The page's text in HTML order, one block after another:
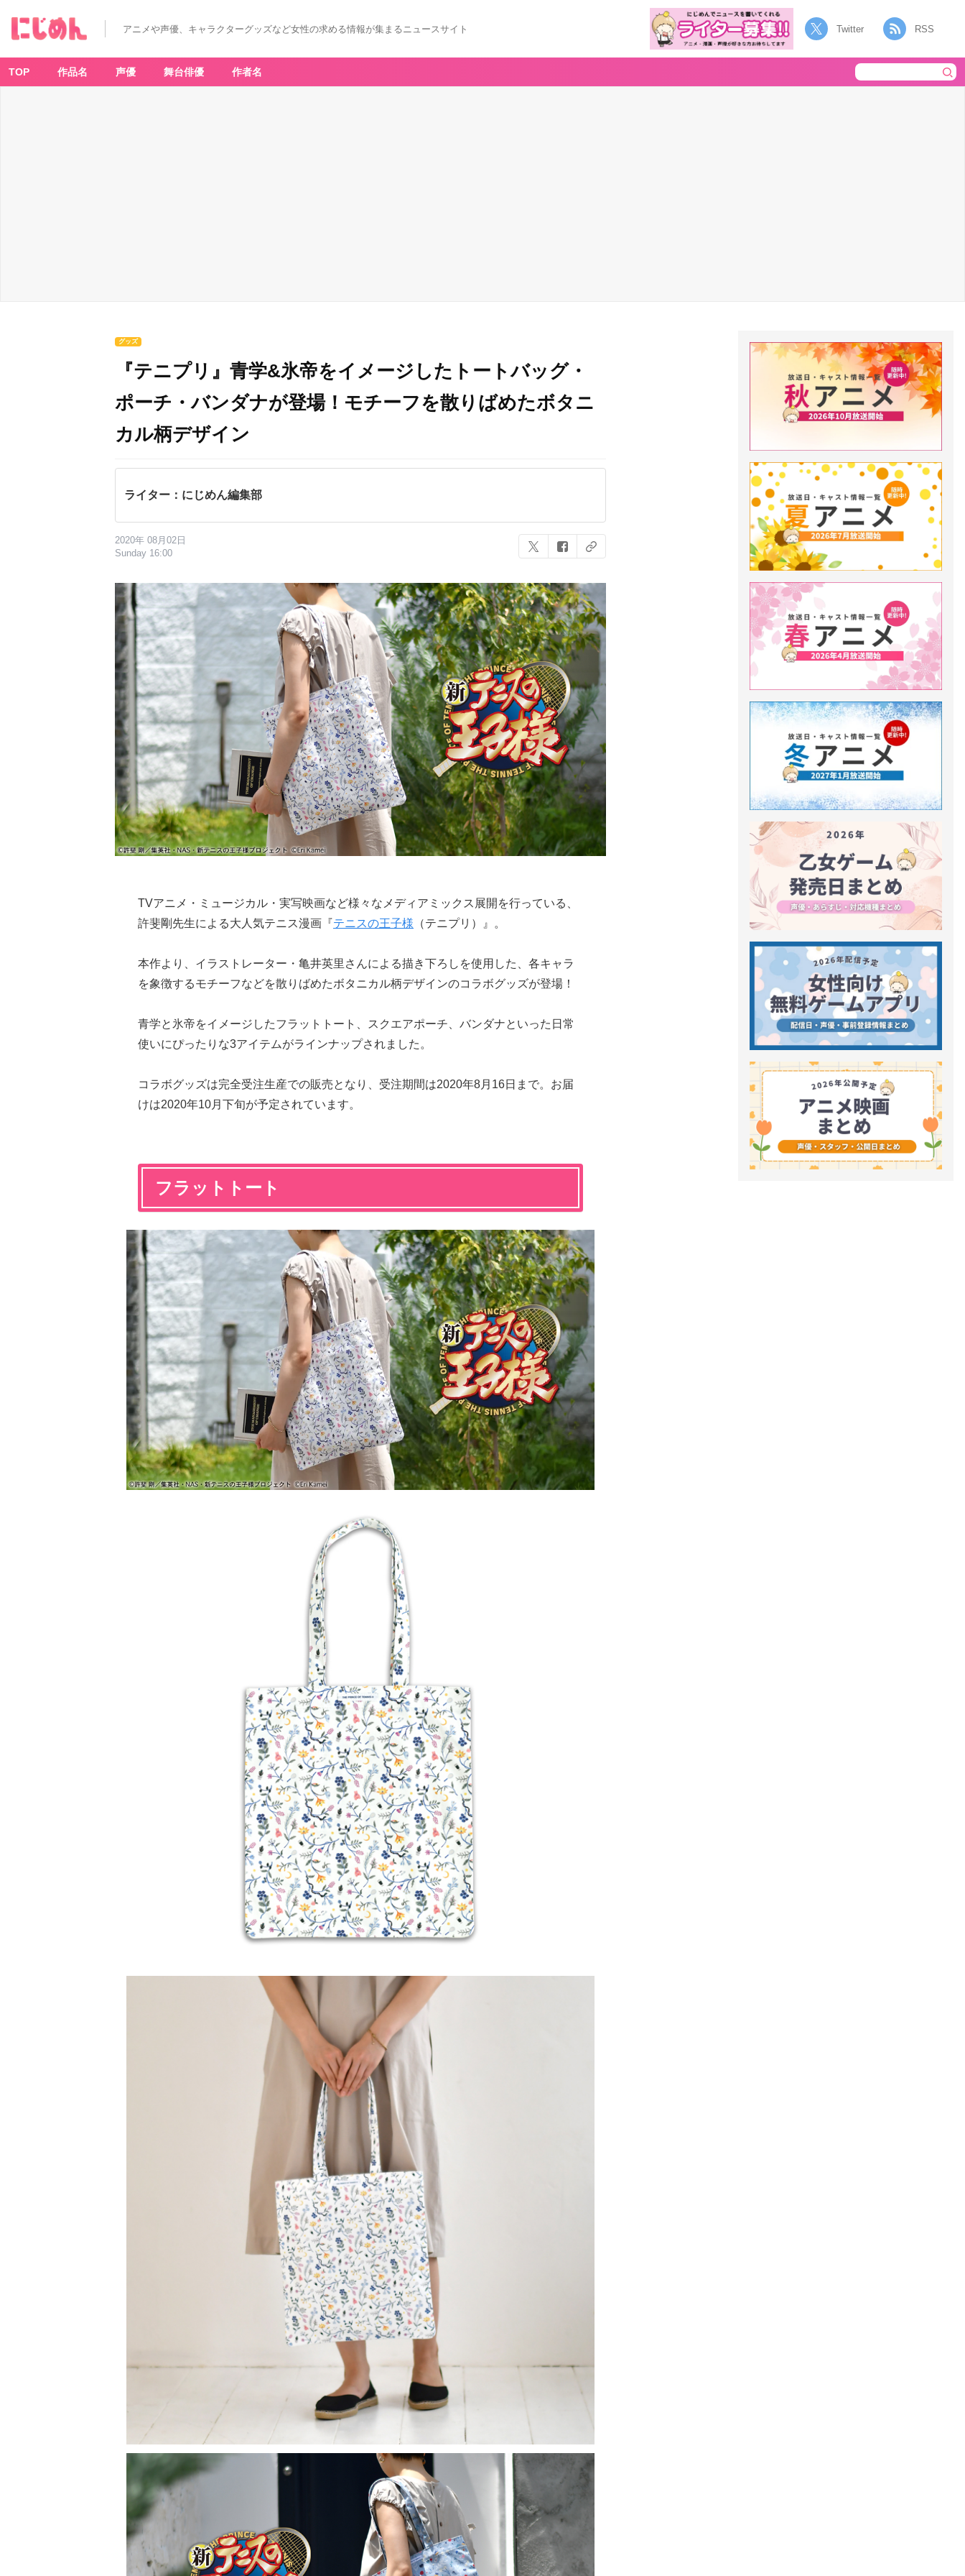
アニメや声優、キャラクターグッズなど女性の求める情報が集まるニュースサイト Twitter RSS
TOP 作品名 声優 舞台俳優 作者名
グッズ
『テニプリ』青学&氷帝をイメージしたトートバッグ・
ポーチ・バンダナが登場！モチーフを散りばめたボタニ
カル柄デザイン
ライター：にじめん編集部
2020年 08月02日
Sunday 16:00
TVアニメ・ミュージカル・実写映画など様々なメディアミックス展開を行っている、
許斐剛先生による大人気テニス漫画『テニスの王子様 （テニプリ）』。
本作より、イラストレーター・亀井英里さんによる描き下ろしを使用した、各キャラ
を象徴するモチーフなどを散りばめたボタニカル柄デザインのコラボグッズが登場！
青学と氷帝をイメージしたフラットトート、スクエアポーチ、バンダナといった日常
使いにぴったりな3アイテムがラインナップされました。
コラボグッズは完全受注生産での販売となり、受注期間は2020年8月16日まで。お届
けは2020年10月下旬が予定されています。
フラットトート